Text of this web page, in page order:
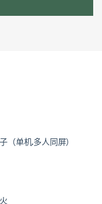
（单机.多人同屏）